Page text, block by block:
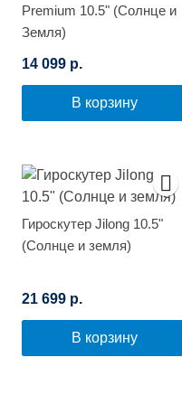
Premium 10.5" (Солнце и
Земля)
14 099 р.
В корзину
Гироскутер Jilong 10.5"
(Солнце и земля)
21 699 р.
В корзину